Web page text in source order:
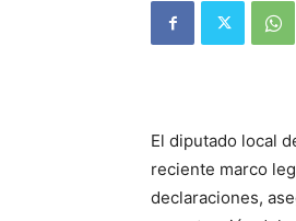
El diputado local
reciente marco
declaraciones,